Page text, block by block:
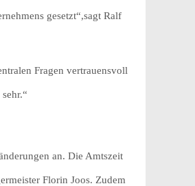
gesetzt“,sagt Ralf
Fragen vertrauensvoll
an. Die Amtszeit
Florin Joos. Zudem